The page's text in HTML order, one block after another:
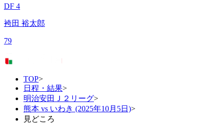
DF 4
袴田 裕太郎
79
TOP>
日程・結果>
明治安田Ｊ２リーグ>
熊本 vs いわき (2025年10月5日)>
見どころ